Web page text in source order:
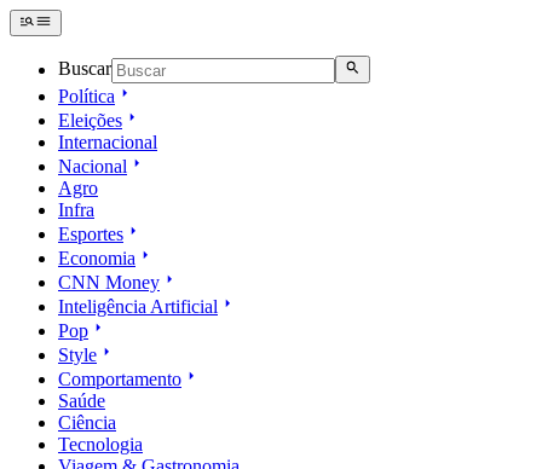
Buscar
Política
Eleições
Internacional
Nacional
Agro
Infra
Esportes
Economia
CNN Money
Inteligência Artificial
Pop
Style
Comportamento
Saúde
Ciência
Tecnologia